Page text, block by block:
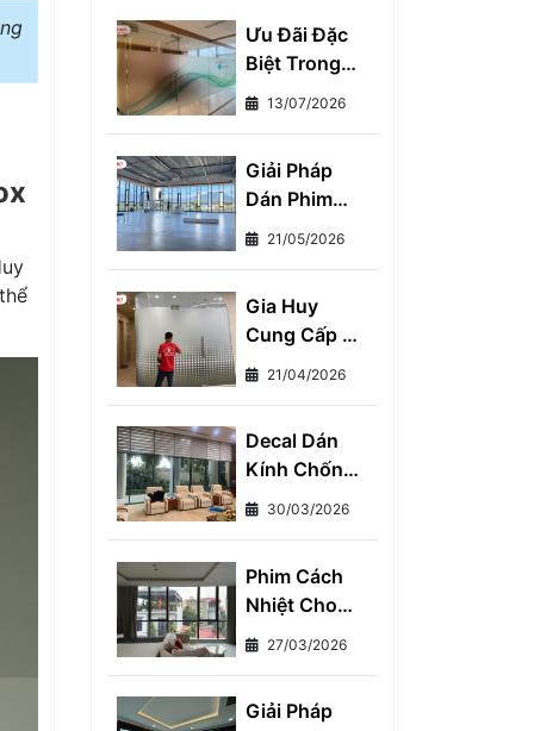
Ưu Đãi Đặc
Biệt Trong
Tháng Này
Kính Tại Gia
Huy Khu Vực
Miền Nam
13/07/2026
Giải Pháp
Dán Phim
Cách Nhiệt
Toàn Diện -
Giảm Ngay
7°C, Tiết
Tiền Điện
Mỗi Tháng
21/05/2026
Gia Huy
Cung Cấp Và
Thi Công
Cho Nhà Ở
Và Văn
Phòng
21/04/2026
Decal Dán
Kính Chống
Nắng Giải
Diện Cho
Mọi Nhà
30/03/2026
Phim Cách
Nhiệt Cho
Văn Phòng
Không Gian
27/03/2026
Giải Pháp